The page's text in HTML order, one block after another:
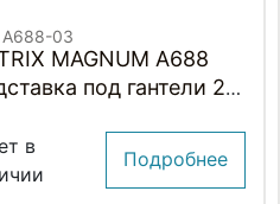
A688-03
MAGNUM A688
под гантели 2.4
в
Подробнее